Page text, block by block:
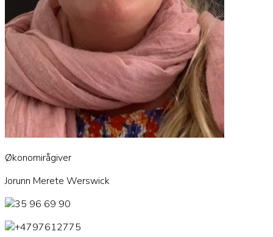
Økonomirågiver
Jorunn Merete Werswick
35 96 69 90
+4797612775